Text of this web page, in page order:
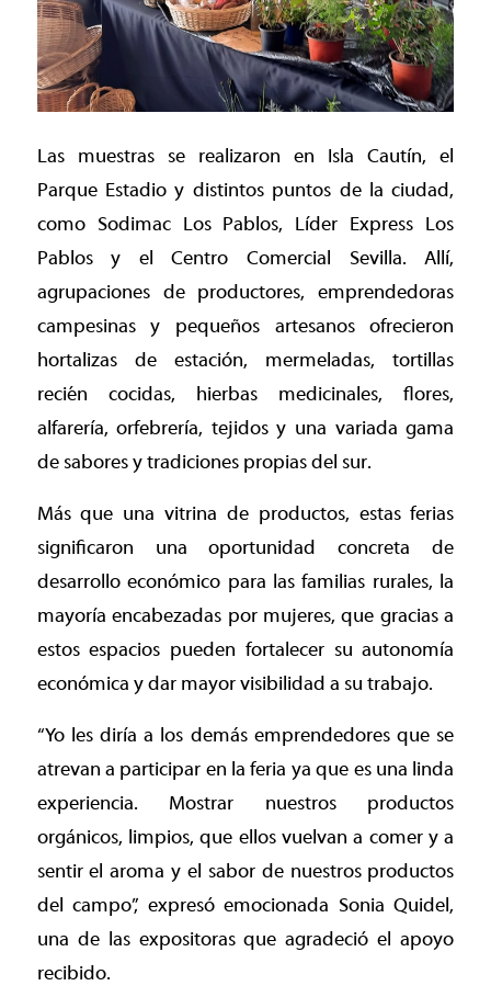
Las muestras se realizaron en Isla Cautín, el
Parque Estadio y distintos puntos de la ciudad,
como Sodimac Los Pablos, Líder Express Los
Pablos y el Centro Comercial Sevilla. Allí,
agrupaciones de productores, emprendedoras
campesinas y pequeños artesanos ofrecieron
hortalizas de estación, mermeladas, tortillas
recién cocidas, hierbas medicinales, flores,
alfarería, orfebrería, tejidos y una variada gama
de sabores y tradiciones propias del sur.
Más que una vitrina de productos, estas ferias
significaron una oportunidad concreta de
desarrollo económico para las familias rurales, la
mayoría encabezadas por mujeres, que gracias a
estos espacios pueden fortalecer su autonomía
económica y dar mayor visibilidad a su trabajo.
“Yo les diría a los demás emprendedores que se
atrevan a participar en la feria ya que es una linda
experiencia. Mostrar nuestros productos
orgánicos, limpios, que ellos vuelvan a comer y a
sentir el aroma y el sabor de nuestros productos
del campo”, expresó emocionada Sonia Quidel,
una de las expositoras que agradeció el apoyo
recibido.